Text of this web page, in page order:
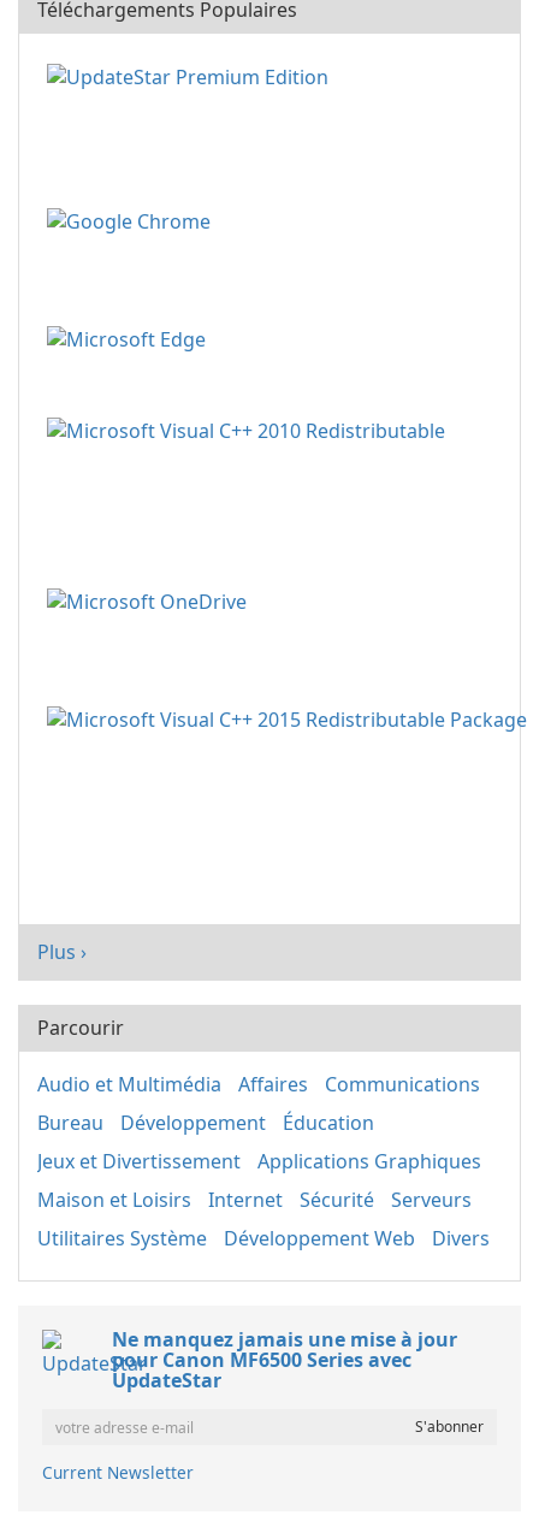
Téléchargements Populaires
Plus ›
Parcourir
Audio et Multimédia Affaires
Communications
Bureau
Développement
Éducation
Jeux et Divertissement
Applications Graphiques
Maison et Loisirs
Internet Sécurité
Serveurs
Utilitaires Système
Développement Web Divers
Ne manquez jamais une mise à jour
pour Canon MF6500 Series avec
UpdateStar
Current Newsletter